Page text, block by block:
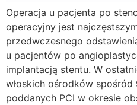
Operacja u pacjenta po
operacyjny jest
przedwczesnego
u pacjentów po
implantacją stentu. W
włoskich ośrodków
poddanych PCI w okresie